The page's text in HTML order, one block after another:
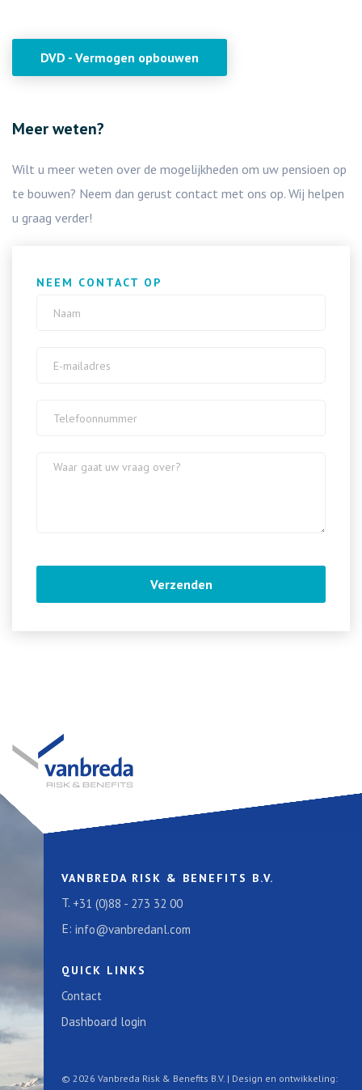
DVD - Vermogen opbouwen
Meer weten?
Wilt u meer weten over de mogelijkheden om uw pensioen op
te bouwen? Neem dan gerust contact met ons op. Wij helpen
u graag verder!
NEEM CONTACT OP
VANBREDA RISK & BENEFITS B.V.
T. +31 (0)88 - 273 32 00
E: info@vanbredanl.com
QUICK LINKS
Contact
Dashboard login
© 2026 Vanbreda Risk & Benefits B.V. | Design en ontwikkeling: